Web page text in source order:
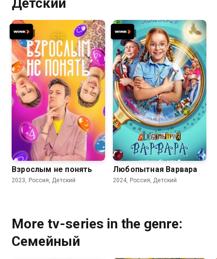
Детский
8.1
Взрослым не понять
2023, Россия, Детский
Любопытная Варвара
2024, Россия, Детский
More tv-series in the genre:
Семейный